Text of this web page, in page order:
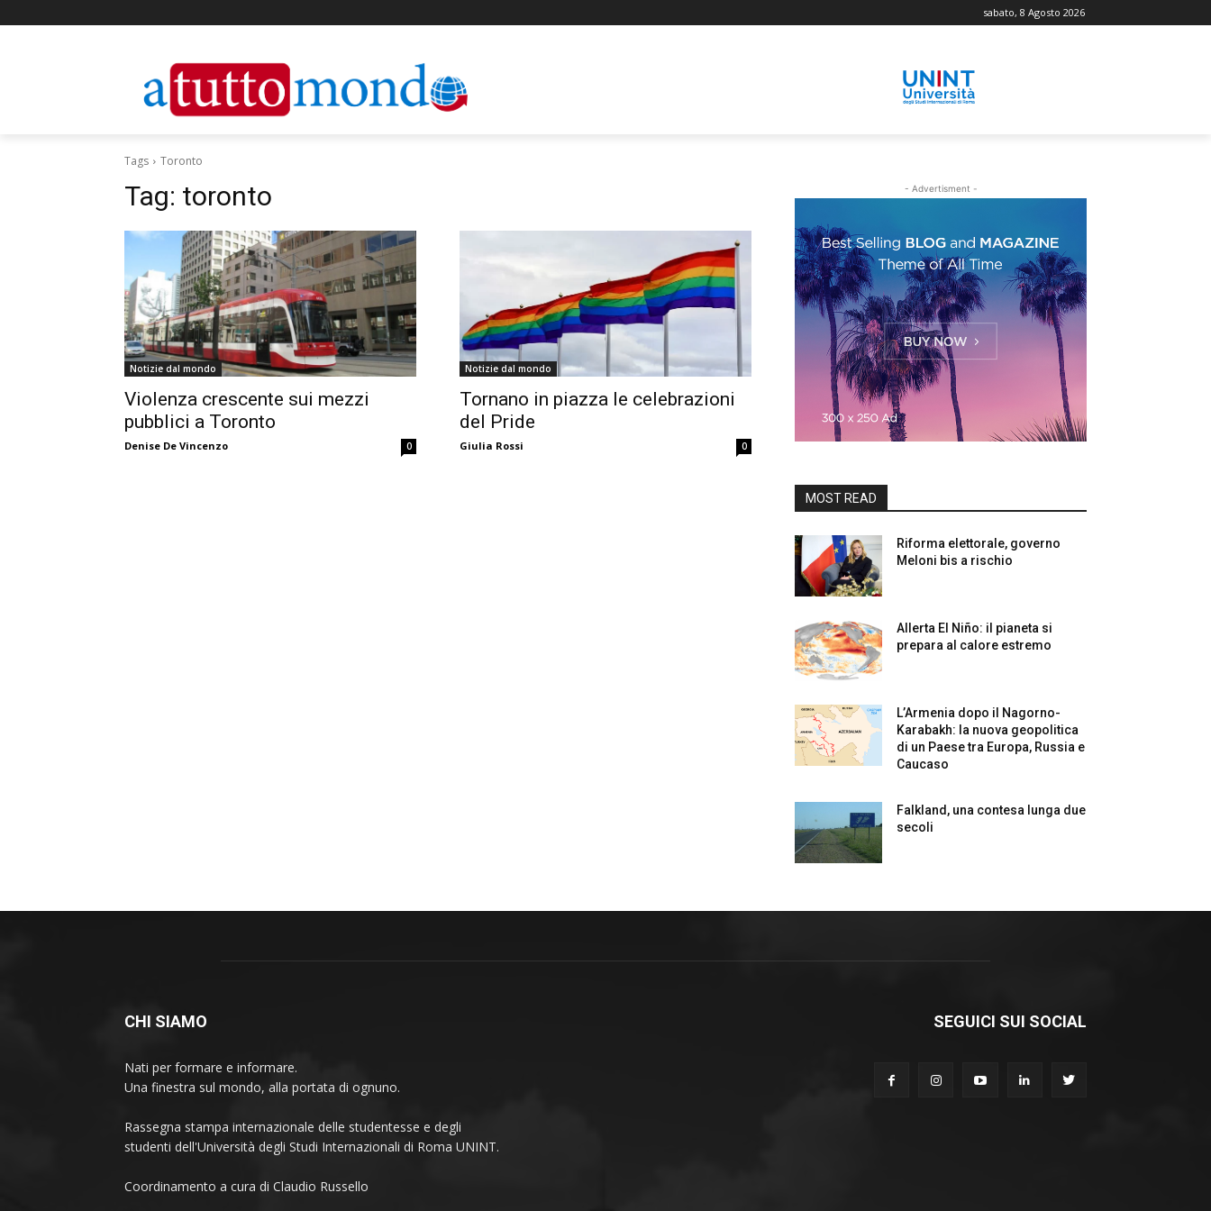
sabato, 8 Agosto 2026
Tags Toronto
Tag: toronto
Notizie dal mondo
Violenza crescente sui mezzi
pubblici a Toronto
Denise De Vincenzo 0
Notizie dal mondo
Tornano in piazza le celebrazioni
del Pride
Giulia Rossi 0
- Advertisment -
MOST READ
Riforma elettorale, governo
Meloni bis a rischio
Allerta El Niño: il pianeta si
prepara al calore estremo
L’Armenia dopo il Nagorno-
Karabakh: la nuova geopolitica
di un Paese tra Europa, Russia e
Caucaso
Falkland, una contesa lunga due
secoli
CHI SIAMO
Nati per formare e informare.
Una finestra sul mondo, alla portata di ognuno.
Rassegna stampa internazionale delle studentesse e degli
studenti dell'Università degli Studi Internazionali di Roma UNINT.
Coordinamento a cura di Claudio Russello
SEGUICI SUI SOCIAL